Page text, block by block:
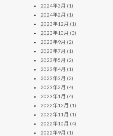
2024年3月 (1)
2024年2月 (1)
2023年12月 (1)
2023年10月 (3)
2023年9月 (2)
2023年7月 (1)
2023年5月 (2)
2023年4月 (1)
2023年3月 (2)
2023年2月 (4)
2023年1月 (4)
2022年12月 (1)
2022年11月 (1)
2022年10月 (4)
2022年9月 (1)